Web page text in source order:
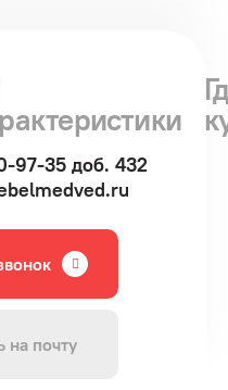
97-35 доб. 432
на почту